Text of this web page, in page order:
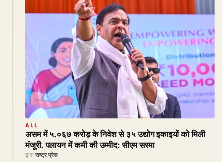
ALL
असम में ५,०६७ करोड़ के निवेश से ३५ उद्योग इकाइयों को मिली
मंजूरी, पलायन में कमी की उम्मीद: सीएम सरमा
द्वारा राष्ट्र प्रेस